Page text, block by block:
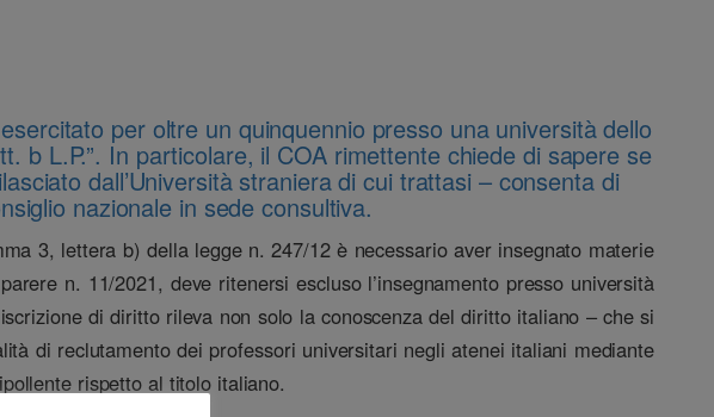
per oltre un quinquennio presso una università dello
b L.P.”. In particolare, il COA rimettente chiede di sapere se
dall’Università straniera di cui trattasi – consenta di
nazionale in sede consultiva.
3, lettera b) della legge n. 247/12 è necessario aver insegnato materie
n. 11/2021, deve ritenersi escluso l’insegnamento presso università
di diritto rileva non solo la conoscenza del diritto italiano – che si
di reclutamento dei professori universitari negli atenei italiani mediante
rispetto al titolo italiano.